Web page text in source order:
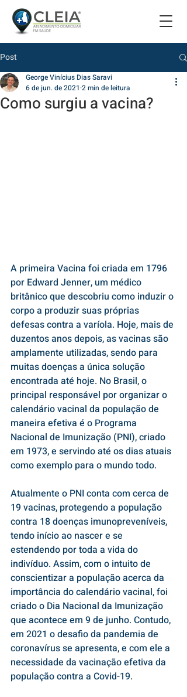
Post
Como surgiu a vacina?
George Vinícius Dias Saravi
6 de jun. de 2021 2 min de leitura
A primeira Vacina foi criada em 1796
por Edward Jenner, um médico
britânico que descobriu como induzir o
corpo a produzir suas próprias
defesas contra a varíola. Hoje, mais de
duzentos anos depois, as vacinas são
amplamente utilizadas, sendo para
muitas doenças a única solução
encontrada até hoje. No Brasil, o
principal responsável por organizar o
calendário vacinal da população de
maneira efetiva é o Programa
Nacional de Imunização (PNI), criado
em 1973, e servindo até os dias atuais
como exemplo para o mundo todo.
Atualmente o PNI conta com cerca de
19 vacinas, protegendo a população
contra 18 doenças imunopreveníveis,
tendo início ao nascer e se
estendendo por toda a vida do
indivíduo. Assim, com o intuito de
conscientizar a população acerca da
importância do calendário vacinal, foi
criado o Dia Nacional da Imunização
que acontece em 9 de junho. Contudo,
em 2021 o desafio da pandemia de
coronavírus se apresenta, e com ele a
necessidade da vacinação efetiva da
população contra a Covid-19.